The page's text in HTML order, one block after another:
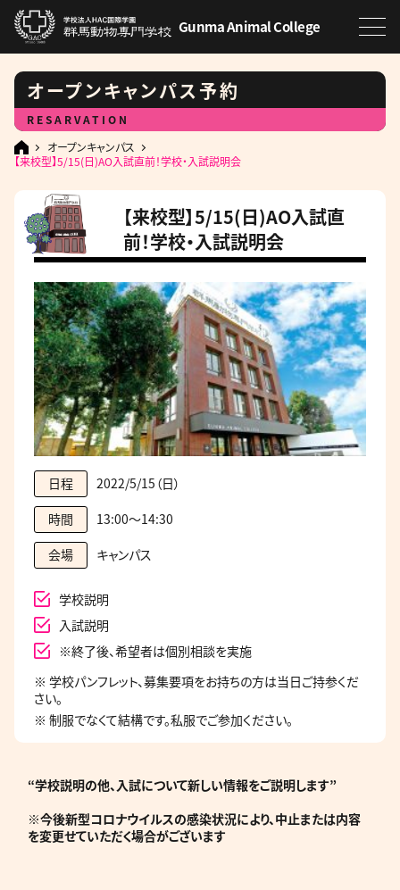
Gunma Animal College
オープンキャンパス予約
RESARVATION
オープンキャンパス
【来校型】5/15(日)AO入試直前！学校・入試説明会
【来校型】5/15(日)AO入試直
前！学校・入試説明会
日程 2022/5/15（日）
時間 13:00～14:30
会場 キャンパス
学校説明
入試説明
※終了後、希望者は個別相談を実施
※ 学校パンフレット、募集要項をお持ちの方は当日ご持参くだ
さい。
※ 制服でなくて結構です。私服でご参加ください。
“学校説明の他、入試について新しい情報をご説明します”
※今後新型コロナウイルスの感染状況により、中止または内容
を変更せていただく場合がございます